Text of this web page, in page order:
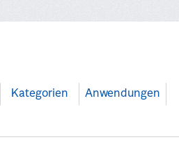
Kategorien Anwendungen